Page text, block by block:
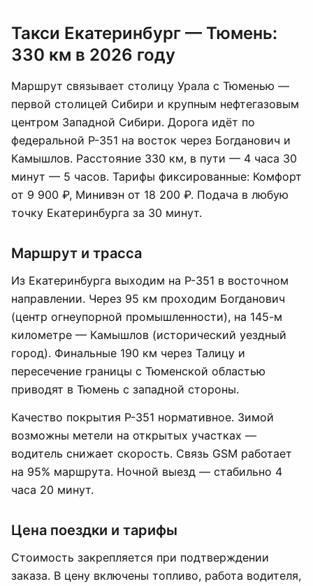
Такси Екатеринбург — Тюмень:
330 км в 2026 году
Маршрут связывает столицу Урала с Тюменью —
первой столицей Сибири и крупным нефтегазовым
центром Западной Сибири. Дорога идёт по
федеральной Р-351 на восток через Богданович и
Камышлов. Расстояние 330 км, в пути — 4 часа 30
минут — 5 часов. Тарифы фиксированные: Комфорт
от 9 900 ₽, Минивэн от 18 200 ₽. Подача в любую
точку Екатеринбурга за 30 минут.
Маршрут и трасса
Из Екатеринбурга выходим на Р-351 в восточном
направлении. Через 95 км проходим Богданович
(центр огнеупорной промышленности), на 145-м
километре — Камышлов (исторический уездный
город). Финальные 190 км через Талицу и
пересечение границы с Тюменской областью
приводят в Тюмень с западной стороны.
Качество покрытия Р-351 нормативное. Зимой
возможны метели на открытых участках —
водитель снижает скорость. Связь GSM работает
на 95% маршрута. Ночной выезд — стабильно 4
часа 20 минут.
Цена поездки и тарифы
Стоимость закрепляется при подтверждении
заказа. В цену включены топливо, работа водителя,